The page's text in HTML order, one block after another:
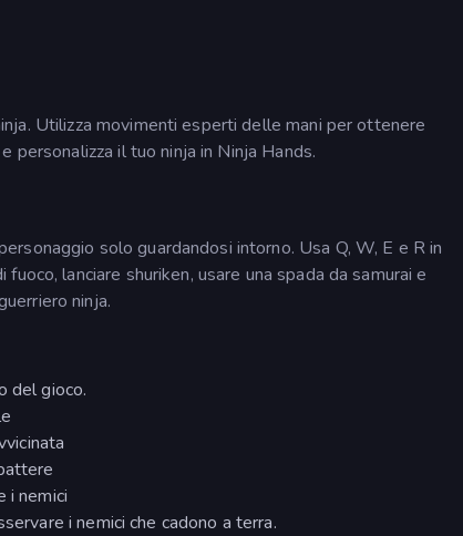
Utilizza movimenti esperti delle mani per ottenere
personalizza il tuo ninja in Ninja Hands.
solo guardandosi intorno. Usa Q, W, E e R in
lanciare shuriken, usare una spada da samurai e
ninja.
del gioco.
i nemici
i nemici che cadono a terra.